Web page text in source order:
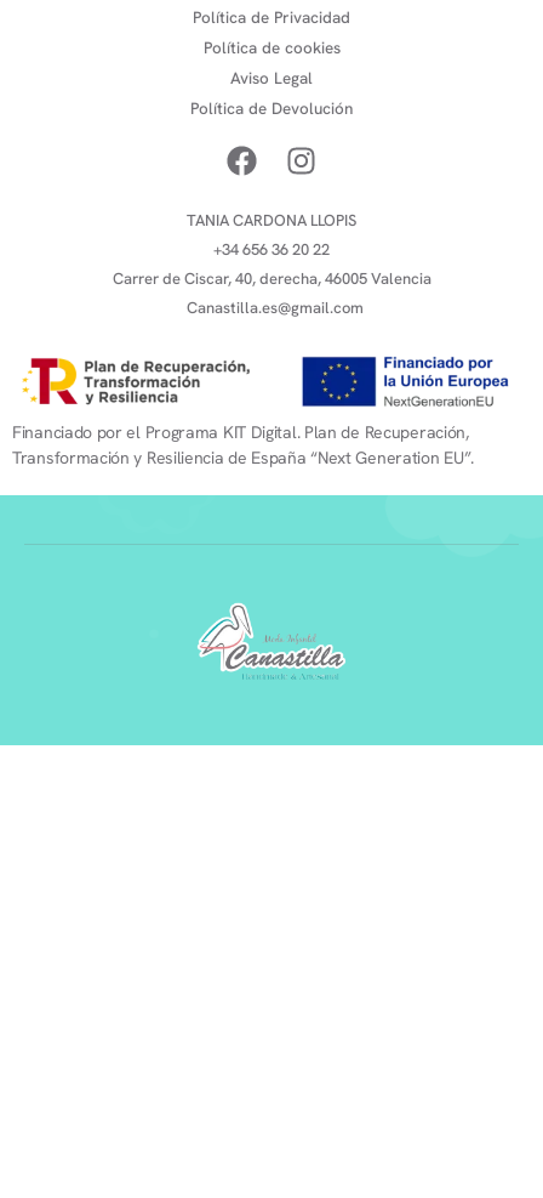
Política de Privacidad
Política de cookies
Aviso Legal
Política de Devolución
TANIA CARDONA LLOPIS
+34 656 36 20 22
Carrer de Ciscar, 40, derecha, 46005 Valencia
Canastilla.es@gmail.com
Financiado por el Programa KIT Digital. Plan de Recuperación,
Transformación y Resiliencia de España “Next Generation EU”.